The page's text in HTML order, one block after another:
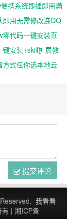
携系统即插即用满
即用无需修改连QQ
代码一键安装直
安装+skill扩展教
方式任你选本地云
提交评论
我看看
| 湘ICP备